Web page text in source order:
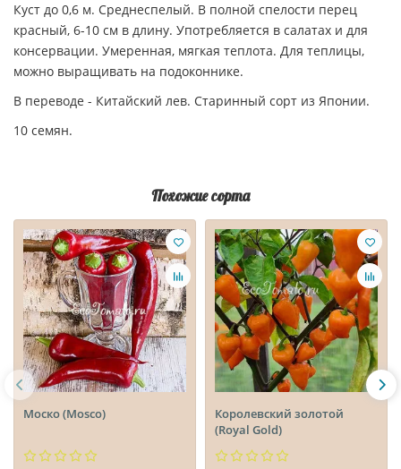
Куст до 0,6 м. Среднеспелый. В полной спелости перец
красный, 6-10 см в длину. Употребляется в салатах и для
консервации. Умеренная, мягкая теплота. Для теплицы,
можно выращивать на подоконнике.
В переводе - Китайский лев. Старинный сорт из Японии.
10 семян.
Похожие сорта
Моско (Mosco)
Королевский золотой
(Royal Gold)